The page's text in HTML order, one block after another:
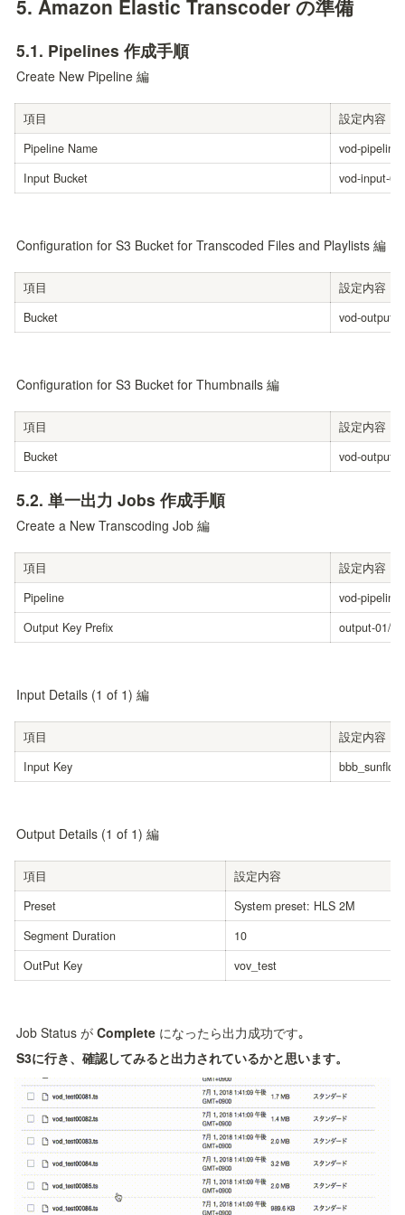
5. Amazon Elastic Transcoder の準備
5.1. Pipelines 作成手順
Create New Pipeline 編
項目
設定内容
Pipeline Name
vod-
Input Bucket
vod-input-01
Configuration for S3 Bucket for Transcoded Files and Playlists 編
項目
設定内容
Bucket
vod-output-
Configuration for S3 Bucket for Thumbnails 編
項目
設定内容
Bucket
vod-output-
5.2. 単一出力 Jobs 作成手順
Create a New Transcoding Job 編
項目
設定内容
Pipeline
vod-
Output Key Prefix
output-01/
Input Details (1 of 1) 編
項目
設定内容
Input Key
Output Details (1 of 1) 編
項目
設定内容
Preset
System preset: HLS 2M
Segment Duration
10
OutPut Key
vov_test
Job Status が Complete になったら出力成功です｡
S3に行き、確認してみると出力されているかと思います。